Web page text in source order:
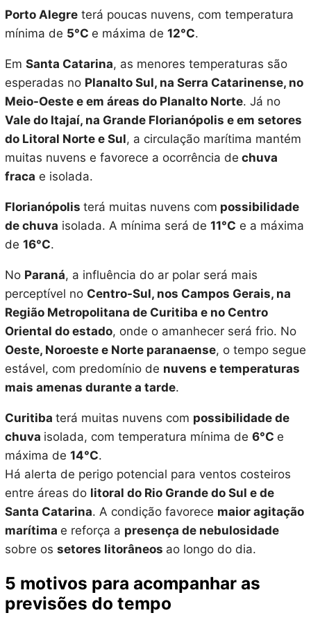
Porto Alegreterá poucas nuvens, com temperatura
mínima de 5°C e máxima de 12°C.
Em Santa Catarina, as menores temperaturas são
esperadas no Planalto Sul, na Serra Catarinense, no
Meio-Oeste e em áreas do Planalto Norte. Já no
Vale do Itajaí, na Grande Florianópolis e em setores
do Litoral Norte e Sul, a circulação marítima mantém
muitas nuvens e favorece a ocorrência de chuva
fraca e isolada.
Florianópolis terá muitas nuvens com possibilidade
de chuva isolada. A mínima será de 11°C e a máxima
de 16°C.
No Paraná, a influência do ar polar será mais
perceptível no Centro-Sul, nos Campos Gerais, na
Região Metropolitana de Curitiba e no Centro
Oriental do estado, onde o amanhecer será frio. No
Oeste, Noroeste e Norte paranaense, o tempo segue
estável, com predomínio de nuvens e temperaturas
mais amenas durante a tarde.
Curitiba terá muitas nuvens com possibilidade de
chuva isolada, com temperatura mínima de 6°C e
máxima de 14°C.
Há alerta de perigo potencial para ventos costeiros
entre áreas do litoral do Rio Grande do Sul e de
Santa Catarina. A condição favorece maior agitação
marítima e reforça a presença de nebulosidade
sobre os setores litorâneos ao longo do dia.
5 motivos para acompanhar as
previsões do tempo